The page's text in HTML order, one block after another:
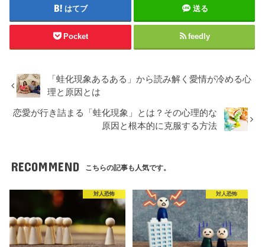
はてブ 送る
Pocket feedly
「蛙化現象あるある」から読み解く愛情が冷める心
理と原因とは
恋愛が行き詰まる「蛙化現象」とは？その心理的な
原因と根本的に克服する方法
RECOMMEND こちらの記事も人気です。
対人恐怖 対人恐怖